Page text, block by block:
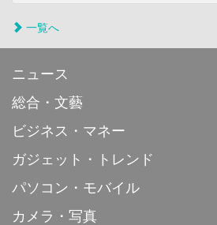
一覧へ
ニュース
総合・文藝
ビジネス・マネー
ガジェット・トレンド
パソコン・モバイル
カメラ・写真